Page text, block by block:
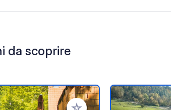
da scoprire